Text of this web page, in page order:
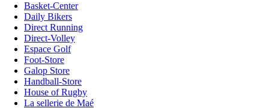
Basket-Center
Daily Bikers
Direct Running
Direct-Volley
Espace Golf
Foot-Store
Galop Store
Handball-Store
House of Rugby
La sellerie de Maé